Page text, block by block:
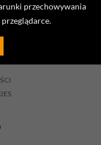
przechowywania